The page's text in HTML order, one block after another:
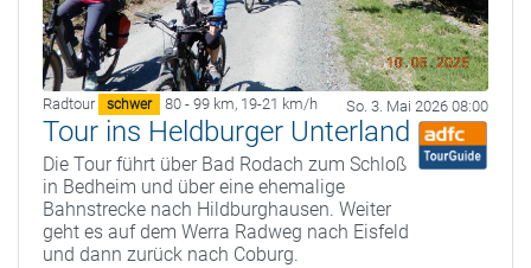
Radtour schwer 80 - 99 km, 19-21 km/h So. 3. Mai 2026 08:00
Tour ins Heldburger Unterland
Die Tour führt über Bad Rodach zum Schloß
in Bedheim und über eine ehemalige
Bahnstrecke nach Hildburghausen. Weiter
geht es auf dem Werra Radweg nach Eisfeld
und dann zurück nach Coburg.